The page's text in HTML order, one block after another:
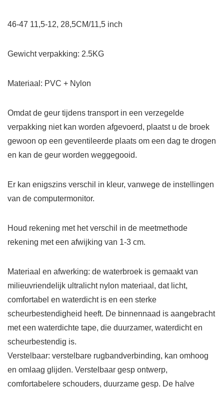
46-47 11,5-12, 28,5CM/11,5 inch
Gewicht verpakking: 2.5KG
Materiaal: PVC + Nylon
Omdat de geur tijdens transport in een verzegelde
verpakking niet kan worden afgevoerd, plaatst u de broek
gewoon op een geventileerde plaats om een dag te drogen
en kan de geur worden weggegooid.
Er kan enigszins verschil in kleur, vanwege de instellingen
van de computermonitor.
Houd rekening met het verschil in de meetmethode
rekening met een afwijking van 1-3 cm.
Materiaal en afwerking: de waterbroek is gemaakt van
milieuvriendelijk ultralicht nylon materiaal, dat licht,
comfortabel en waterdicht is en een sterke
scheurbestendigheid heeft. De binnennaad is aangebracht
met een waterdichte tape, die duurzamer, waterdicht en
scheurbestendig is.
Verstelbaar: verstelbare rugbandverbinding, kan omhoog
en omlaag glijden. Verstelbaar gesp ontwerp,
comfortabelere schouders, duurzame gesp. De halve